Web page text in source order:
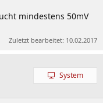
mindestens 50mV
Zuletzt bearbeitet: 10.02.2017
System